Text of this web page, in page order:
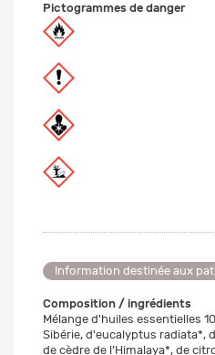
Pictogrammes de danger
Information destinée aux
Composition / ingrédients
Mélange d'huiles essentielles
Sibérie, d'eucalyptus radiata*,
de cèdre de l’Himalaya*, de